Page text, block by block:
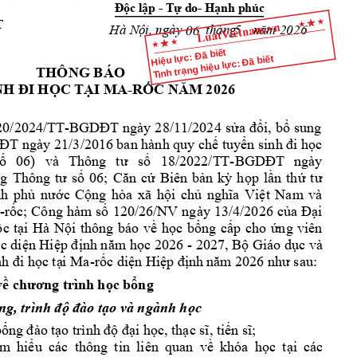
Hiệu lực: Đã biết
Tình trạng hiệu lực: Đã biết
Độc lập - Tự do- Hạnh phúc
           Hà N
ội, ngày
  tháng     năm 20
26
THÔNG BÁO
ĐI HỌC TẠI MA-RỐC NĂM 2026
0/2024/TT-BGDĐT ngày 28/11/2024 sửa đổi, bổ sung
ngày 21/3/2016 ban hành quy chế tuyển sinh đi học
06) và Thông tư số 18/2022/TT-BGDĐT ngày
Thông tư số 06; Căn cứ Biên bản kỳ họp lần thứ tư
phủ nước Cộng hòa xã hội chủ nghĩa Việt Nam và
rốc; Công hàm số 120/26/NV ngày 13/4/2026 của Đại
c tại Hà Nội thông báo về học bổng cấp cho ứng viên
c diện Hiệp định năm học 2026 - 2027, Bộ Giáo dục và
đi học tại Ma-rốc diện Hiệp định năm 2026 như sau:
ề chương trình học bổng
trình độ đào tạo và ngành học
ổng đào tạo trình độ đại học, thạc sĩ, tiến sĩ;
hiểu các thông tin liên quan về khóa học tại các
06 5